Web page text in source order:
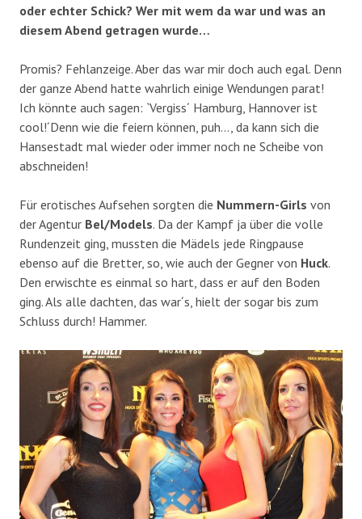
oder echter Schick? Wer mit wem da war und was an
diesem Abend getragen wurde…
Promis? Fehlanzeige. Aber das war mir doch auch egal. Denn
der ganze Abend hatte wahrlich einige Wendungen parat!
Ich könnte auch sagen: `Vergiss´ Hamburg, Hannover ist
cool!´Denn wie die feiern können, puh…, da kann sich die
Hansestadt mal wieder oder immer noch ne Scheibe von
abschneiden!
Für erotisches Aufsehen sorgten die Nummern-Girls von
der Agentur Bel/Models. Da der Kampf ja über die volle
Rundenzeit ging, mussten die Mädels jede Ringpause
ebenso auf die Bretter, so, wie auch der Gegner von Huck.
Den erwischte es einmal so hart, dass er auf den Boden
ging. Als alle dachten, das war´s, hielt der sogar bis zum
Schluss durch! Hammer.